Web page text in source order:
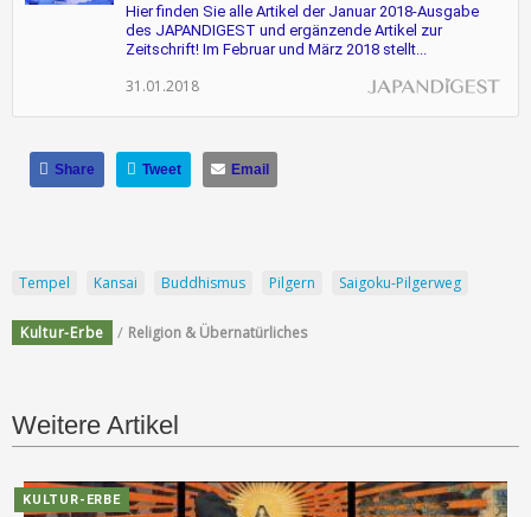
Hier finden Sie alle Artikel der Januar 2018-Ausgabe
des JAPANDIGEST und ergänzende Artikel zur
Zeitschrift! Im Februar und März 2018 stellt...
31.01.2018
Share Tweet Email
Tempel Kansai Buddhismus Pilgern Saigoku-Pilgerweg
Kultur-Erbe / Religion & Übernatürliches
Weitere Artikel
KULTUR-ERBE